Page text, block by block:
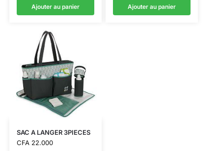
Ajouter au panier Ajouter au panier
SAC A LANGER 3PIECES
CFA22.000